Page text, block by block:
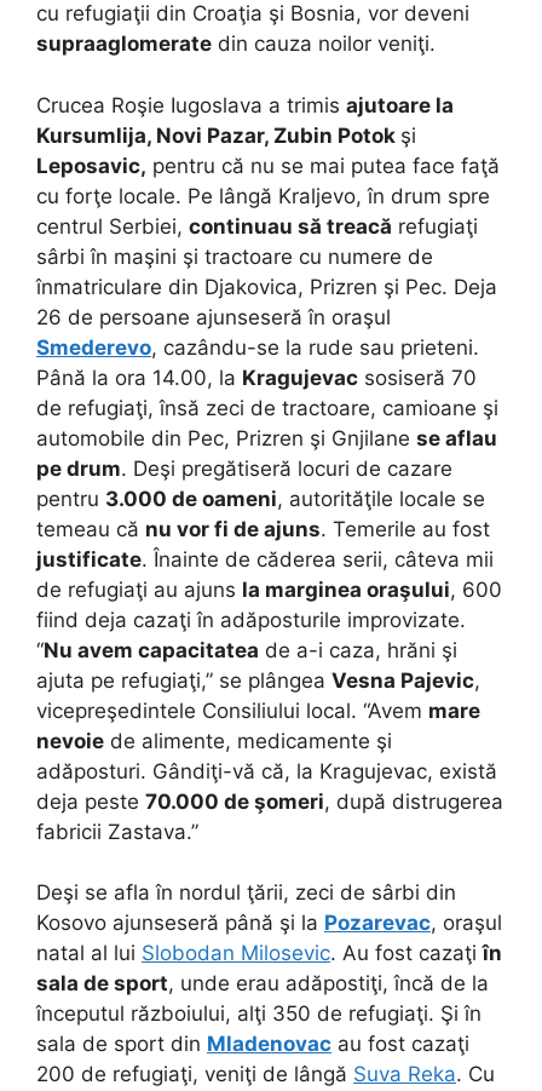
cu refugiaţii din Croaţia şi Bosnia, vor deveni
supraaglomerate din cauza noilor veniţi.
Crucea Roşie Iugoslava a trimis ajutoare la
Kursumlija, Novi Pazar, Zubin Potok şi
Leposavic, pentru că nu se mai putea face faţă
cu forţe locale. Pe lângă Kraljevo, în drum spre
centrul Serbiei, continuau să treacă refugiaţi
sârbi în maşini şi tractoare cu numere de
înmatriculare din Djakovica, Prizren şi Pec. Deja
26 de persoane ajunseseră în oraşul
Smederevo, cazându-se la rude sau prieteni.
Până la ora 14.00, la Kragujevac sosiseră 70
de refugiaţi, însă zeci de tractoare, camioane şi
automobile din Pec, Prizren şi Gnjilane se aflau
pe drum. Deşi pregătiseră locuri de cazare
pentru 3.000 de oameni, autorităţile locale se
temeau că nu vor fi de ajuns. Temerile au fost
justificate. Înainte de căderea serii, câteva mii
de refugiaţi au ajuns la marginea oraşului, 600
fiind deja cazaţi în adăposturile improvizate.
“Nu avem capacitatea de a-i caza, hrăni şi
ajuta pe refugiaţi,” se plângea Vesna Pajevic,
vicepreşedintele Consiliului local. “Avem mare
nevoie de alimente, medicamente şi
adăposturi. Gândiţi-vă că, la Kragujevac, există
deja peste 70.000 de şomeri, după distrugerea
fabricii Zastava.”
Deşi se afla în nordul ţării, zeci de sârbi din
Kosovo ajunseseră până şi la Pozarevac, oraşul
natal al lui Slobodan Milosevic. Au fost cazaţiîn
sala de sport, unde erau adăpostiţi, încă de la
începutul războiului, alţi 350 de refugiaţi. Şi în
sala de sport din Mladenovac au fost cazaţi
200 de refugiaţi, veniţi de lângă Suva Reka. Cu